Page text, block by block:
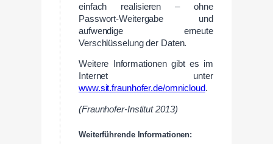
einfach realisieren – ohne
Passwort-Weitergabe und
aufwendige erneute
Verschlüsselung der Daten.
Weitere Informationen gibt es im
Internet unter
www.sit.fraunhofer.de/omnicloud.
(Fraunhofer-Institut 2013)
Weiterführende Informationen: